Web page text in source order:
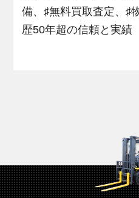
備、♯無料買取査定、♯
歴50年超の信頼と実績